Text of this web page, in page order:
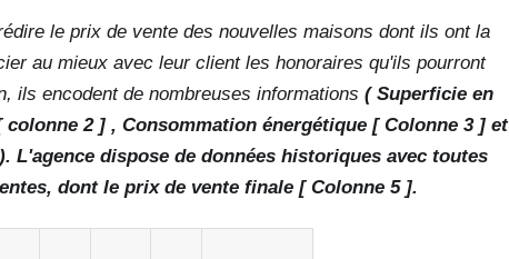
le prix de vente des nouvelles maisons dont ils ont la
au mieux avec leur client les honoraires qu'ils pourront
ils encodent de nombreuses informations ( Superficie en
2 ] , Consommation énergétique [ Colonne 3 ] et
L'agence dispose de données historiques avec toutes
dont le prix de vente finale [ Colonne 5 ].